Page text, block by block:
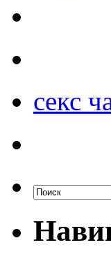
секс